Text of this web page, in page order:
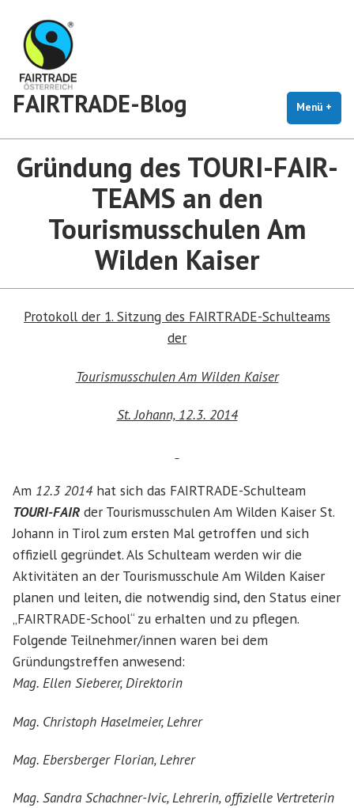
Inhalt
springen
FAIRTRADE-Blog Menü +
Gründung des TOURI-FAIR-
TEAMS an den
Tourismusschulen Am
Wilden Kaiser
Protokoll der 1. Sitzung des FAIRTRADE-Schulteams
der
Tourismusschulen Am Wilden Kaiser
St. Johann, 12.3. 2014
Am 12.3 2014 hat sich das FAIRTRADE-Schulteam
TOURI-FAIR der Tourismusschulen Am Wilden Kaiser St.
Johann in Tirol zum ersten Mal getroffen und sich
offiziell gegründet. Als Schulteam werden wir die
Aktivitäten an der Tourismusschule Am Wilden Kaiser
planen und leiten, die notwendig sind, den Status einer
„FAIRTRADE-School“ zu erhalten und zu pflegen.
Folgende Teilnehmer/innen waren bei dem
Gründungstreffen anwesend:
Mag. Ellen Sieberer, Direktorin
Mag. Christoph Haselmeier, Lehrer
Mag. Ebersberger Florian, Lehrer
Mag. Sandra Schachner-Ivic, Lehrerin, offizielle Vertreterin